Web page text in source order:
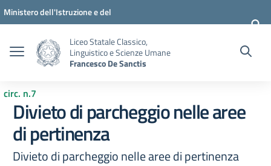
Vai ai contenuti
Vai al menu di navigazione
Vai al footer
Ministero dell'Istruzione e del
Liceo Statale Classico,
Linguistico e Scienze Umane
Francesco De Sanctis
circ. n.7
Divieto di parcheggio nelle aree
di pertinenza
Divieto di parcheggio nelle aree di pertinenza